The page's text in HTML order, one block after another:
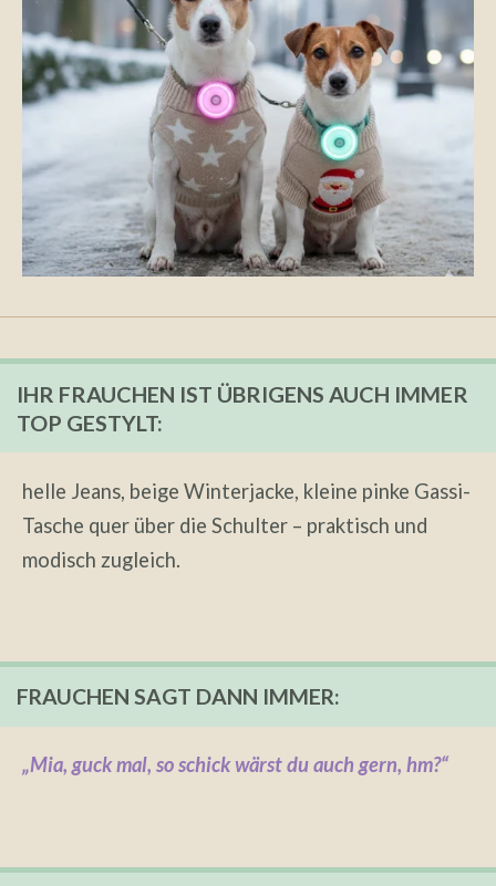
IHR FRAUCHEN IST ÜBRIGENS AUCH IMMER
TOP GESTYLT:
helle Jeans, beige Winterjacke, kleine pinke Gassi-
Tasche quer über die Schulter – praktisch und
modisch zugleich.
FRAUCHEN SAGT DANN IMMER:
„Mia, guck mal, so schick wärst du auch gern, hm?“